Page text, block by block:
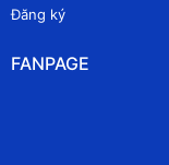
Đăng ký
FANPAGE